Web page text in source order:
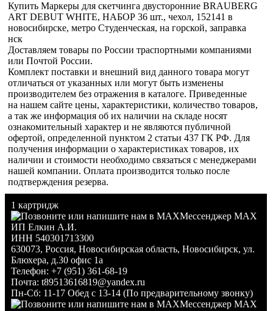
Купить Маркеры для скетчинга двусторонние BRAUBERG
ART DEBUT WHITE, НАБОР 36 шт., чехол, 152141 в
новосибирске, метро Студенческая, на горской, заправка
нск
Доставляем товары по России траспортными компаниями
или Почтой России.
Комплект поставки и внешний вид данного товара могут
отличаться от указанных или могут быть изменены
производителем без отражения в каталоге. Приведенные
на нашем сайте цены, характеристики, количество товаров,
а так же информация об их наличии на складе носят
ознакомительный характер и не являются публичной
офертой, определенной пунктом 2 статьи 437 ГК РФ. Для
получения информации о характеристиках товаров, их
наличии и стоимости необходимо связаться с менеджерами
нашей компании. Оплата производится только после
подтверждения резерва.
1 картридж
Мессенджер MAX
ИП Елкин А.И.
ИНН 540301713300
630073, Россия, Новосибирская область, Новосибирск, ул.
Блюхера, д.30 офис 1а
Телефон: +7 (951) 361-68-19
Почта: t89513616819@yandex.ru
Пн-Сб: 11-17 Обед с 13-14 (По предварительному звонку)
Мессенджер MAX